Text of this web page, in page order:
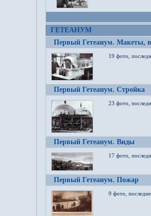
ГЕТЕАНУМ
Первый Гетеанум. Макеты,
19 фото,
Первый Гетеанум. Стройка
23 фото,
Первый Гетеанум. Виды
17 фото,
Первый Гетеанум. Пожар
9 фото,